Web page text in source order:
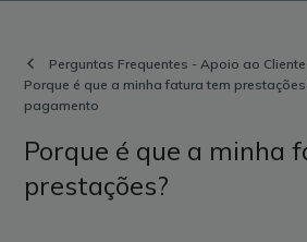
Perguntas Frequentes - Apoio ao
Porque é que a minha fatura tem
pagamento
Porque é que a minha
prestações?